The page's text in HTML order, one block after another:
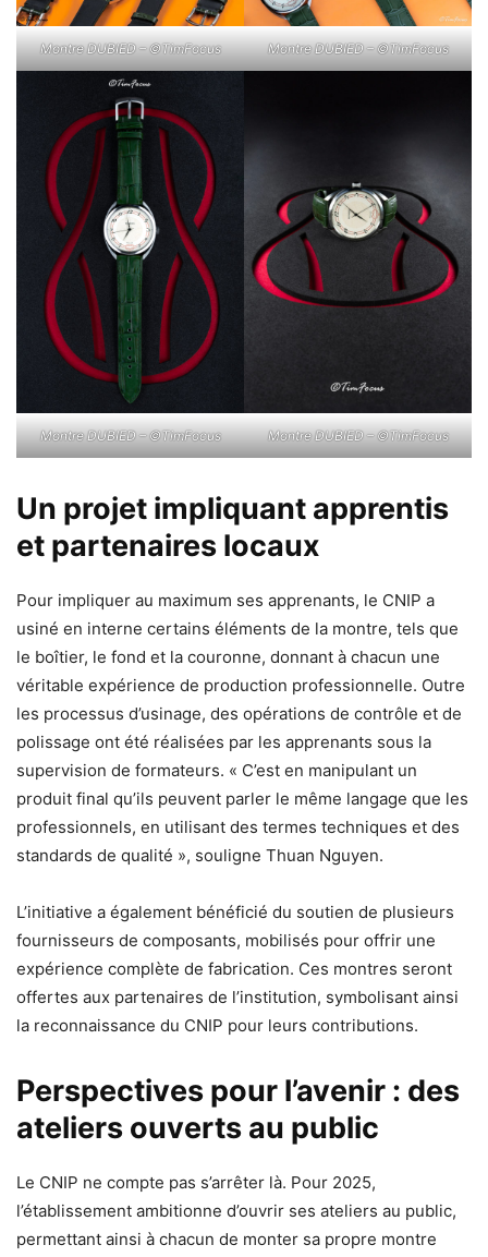
Montre DUBIED – ©TimFocus Montre DUBIED – ©TimFocus
Montre DUBIED – ©TimFocus Montre DUBIED – ©TimFocus
Un projet impliquant apprentis
et partenaires locaux
Pour impliquer au maximum ses apprenants, le CNIP a
usiné en interne certains éléments de la montre, tels que
le boîtier, le fond et la couronne, donnant à chacun une
véritable expérience de production professionnelle. Outre
les processus d’usinage, des opérations de contrôle et de
polissage ont été réalisées par les apprenants sous la
supervision de formateurs. « C’est en manipulant un
produit final qu’ils peuvent parler le même langage que les
professionnels, en utilisant des termes techniques et des
standards de qualité », souligne Thuan Nguyen.
L’initiative a également bénéficié du soutien de plusieurs
fournisseurs de composants, mobilisés pour offrir une
expérience complète de fabrication. Ces montres seront
offertes aux partenaires de l’institution, symbolisant ainsi
la reconnaissance du CNIP pour leurs contributions.
Perspectives pour l’avenir : des
ateliers ouverts au public
Le CNIP ne compte pas s’arrêter là. Pour 2025,
l’établissement ambitionne d’ouvrir ses ateliers au public,
permettant ainsi à chacun de monter sa propre montre